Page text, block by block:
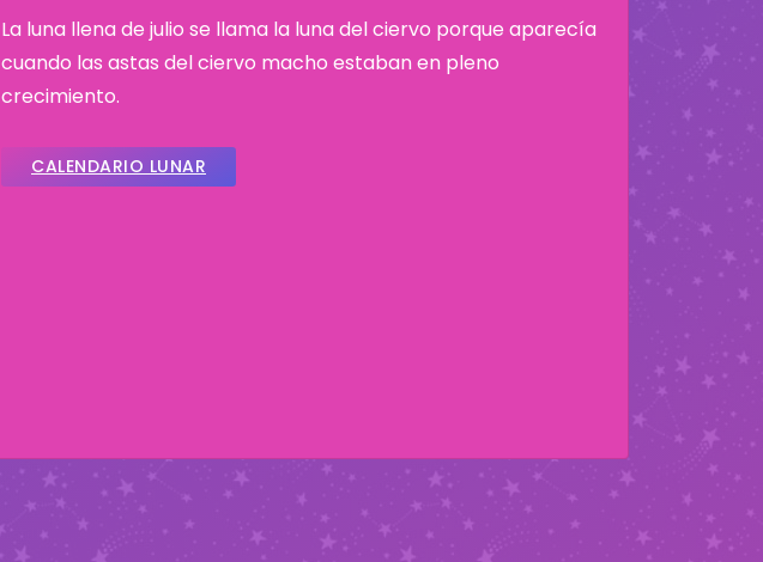
La luna llena de julio se llama la luna del ciervo porque aparecía
cuando las astas del ciervo macho estaban en pleno
crecimiento.
CALENDARIO LUNAR